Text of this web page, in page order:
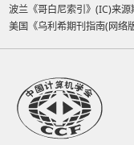
波兰《哥白尼索引》(IC)来源
美国《乌利希期刊指南(网